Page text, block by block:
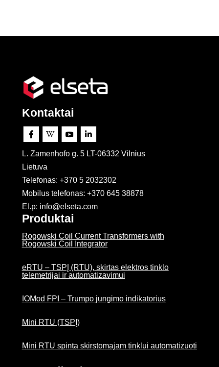
Kontaktai
   
L. Zamenhofo g. 5 LT-06332 Vilnius
Lietuva
Telefonas: +370 5 2032302
Mobilus telefonas: +370 645 38878
El.p: info@elseta.com
Produktai
Rogowski Coil Current Transformers with
Rogowski Coil Integrator
eRTU – TSPĮ (RTU), skirtas elektros tinklo
telemetrijai ir automatizavimui
IOMod FPI – Trumpo jungimo indikatorius
Mini RTU (TSPĮ)
Mini RTU spinta skirstomajam tinklui automatizuoti